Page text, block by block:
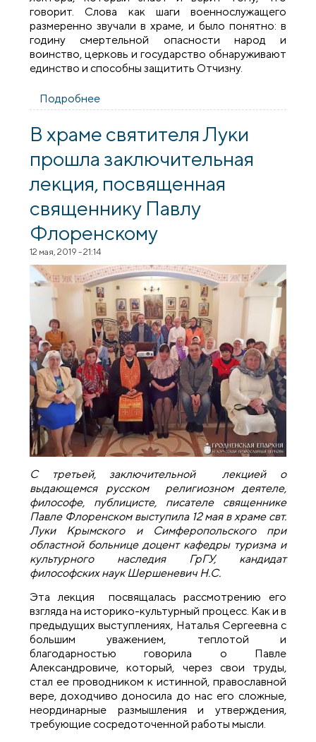
говорит. Слова как шаги военнослужащего
размеренно звучали в храме, и было понятно: в
годину смертельной опасности народ и
воинство, церковь и государство обнаруживают
единство и способны защитить Отчизну.
Подробнее
православного духовенства в период
Великой Отечественной войны» в храме
святителя Луки
В храме святителя Луки
прошла заключительная
лекция, посвященная
священнику Павлу
Флоренскому
12 мая, 2019 - 21:14
С третьей, заключительной лекцией о
выдающемся русском религиозном деятеле,
философе, публицисте, писателе священнике
Павле Флоренском выступила 12 мая в храме свт.
Луки Крымского и Симферопольского при
областной больнице доцент кафедры туризма и
культурного наследия ГрГУ, кандидат
философских наук Шершеневич Н.С.
Эта лекция посвящалась рассмотрению его
взгляда на историко-культурный процесс. Как и в
предыдущих выступлениях, Наталья Сергеевна с
большим уважением, теплотой и
благодарностью говорила о Павле
Александровиче, который, через свои труды,
стал ее проводником к истинной, православной
вере, доходчиво доносила до нас его сложные,
неординарные размышления и утверждения,
требующие сосредоточенной работы мысли.